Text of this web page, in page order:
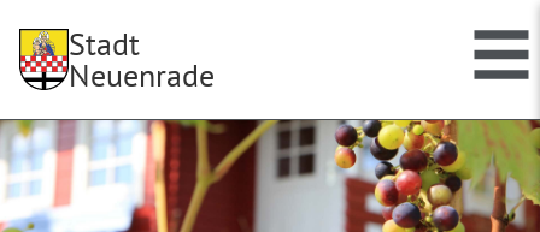
Stadt
Neuenrade